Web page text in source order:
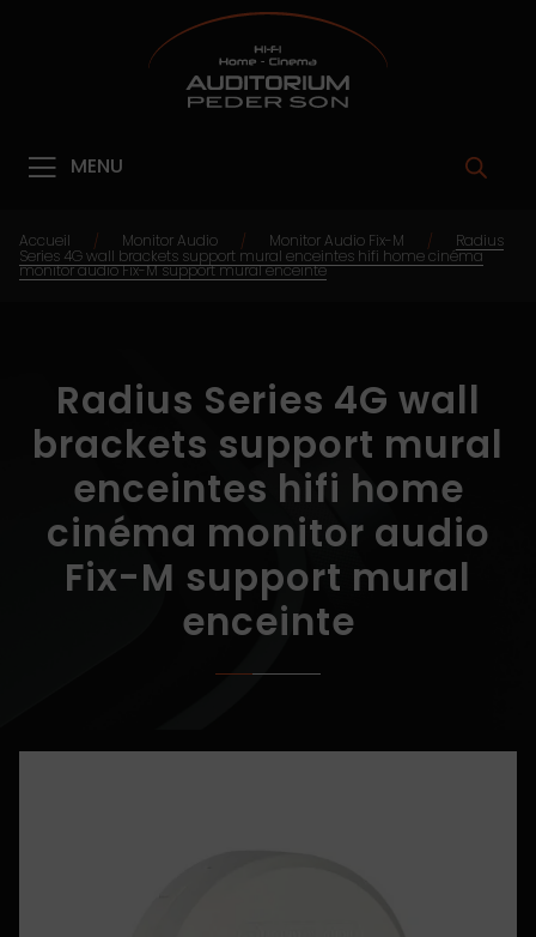
MENU
Accueil / Monitor Audio / Monitor Audio Fix-M / Radius
Series 4G wall brackets support mural enceintes hifi home cinéma
monitor audio Fix-M support mural enceinte
Radius Series 4G wall
brackets support mural
enceintes hifi home
cinéma monitor audio
Fix-M support mural
enceinte